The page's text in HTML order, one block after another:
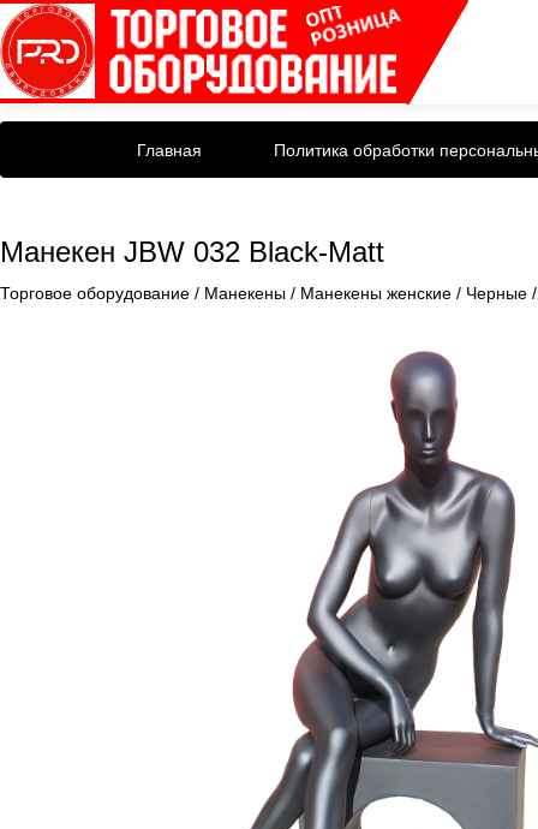
Главная Политика обработки
Манекен JBW 032 Black-Matt
Торговое оборудование / Манекены / Манекены женские / Черные